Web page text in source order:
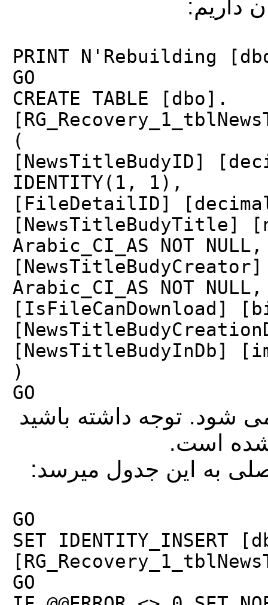
داریم:
PRINT N'Rebuilding
GO
CREATE TABLE [dbo].
(
[NewsTitleBudyID]
IDENTITY(1, 1),
[FileDetailID]
[NewsTitleBudyTitle]
Arabic_CI_AS NOT NULL,
Arabic_CI_AS NOT NULL,
[IsFileCanDownload]
[NewsTitleBudyInDb]
)
GO
شود. توجه داشته باشید
شده است.
به این جدول میرسد:
GO
SET IDENTITY_INSERT
GO